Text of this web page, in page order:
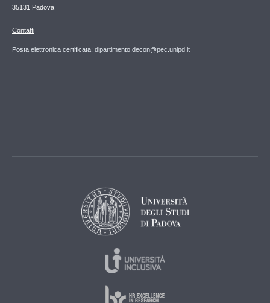
35131 Padova
Contatti
Posta elettronica certificata: dipartimento.decon@pec.unipd.it